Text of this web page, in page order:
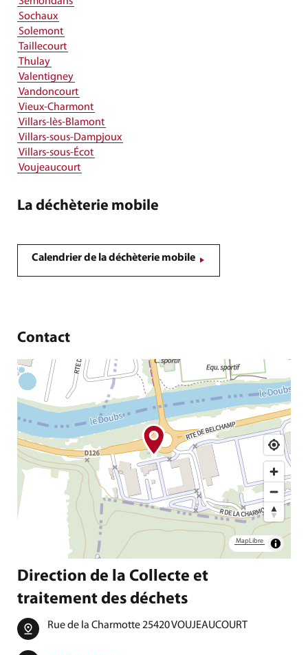
Sochaux
Solemont
Taillecourt
Thulay
Valentigney
Vandoncourt
Vieux-Charmont
Villars-lès-Blamont
Villars-sous-Dampjoux
Villars-sous-Écot
Voujeaucourt
La déchèterie mobile
Calendrier de la déchèterie mobile
Contact
MapLibre
Direction de la Collecte et
traitement des déchets
Rue de la Charmotte 25420 VOUJEAUCOURT